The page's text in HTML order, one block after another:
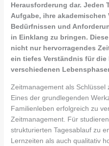
Herausforderung dar. Jeden
Aufgabe, ihre
Bedürfnissen und
in Einklang zu bringen.
nicht nur hervorragendes
ein tiefes Verständnis für die
verschiedenen
Zeitmanagement als Schlüssel
Eines der grundlegenden
Familienleben erfolgreich zu
Zeitmanagement. Für
strukturierten Tagesablauf zu
Lernzeiten als auch qualitativ